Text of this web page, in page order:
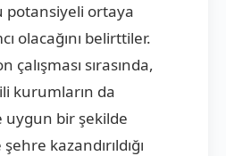
potansiyeli ortaya
olacağını belirttiler.
çalışması sırasında,
kurumların da
uygun bir şekilde
kazandırıldığı